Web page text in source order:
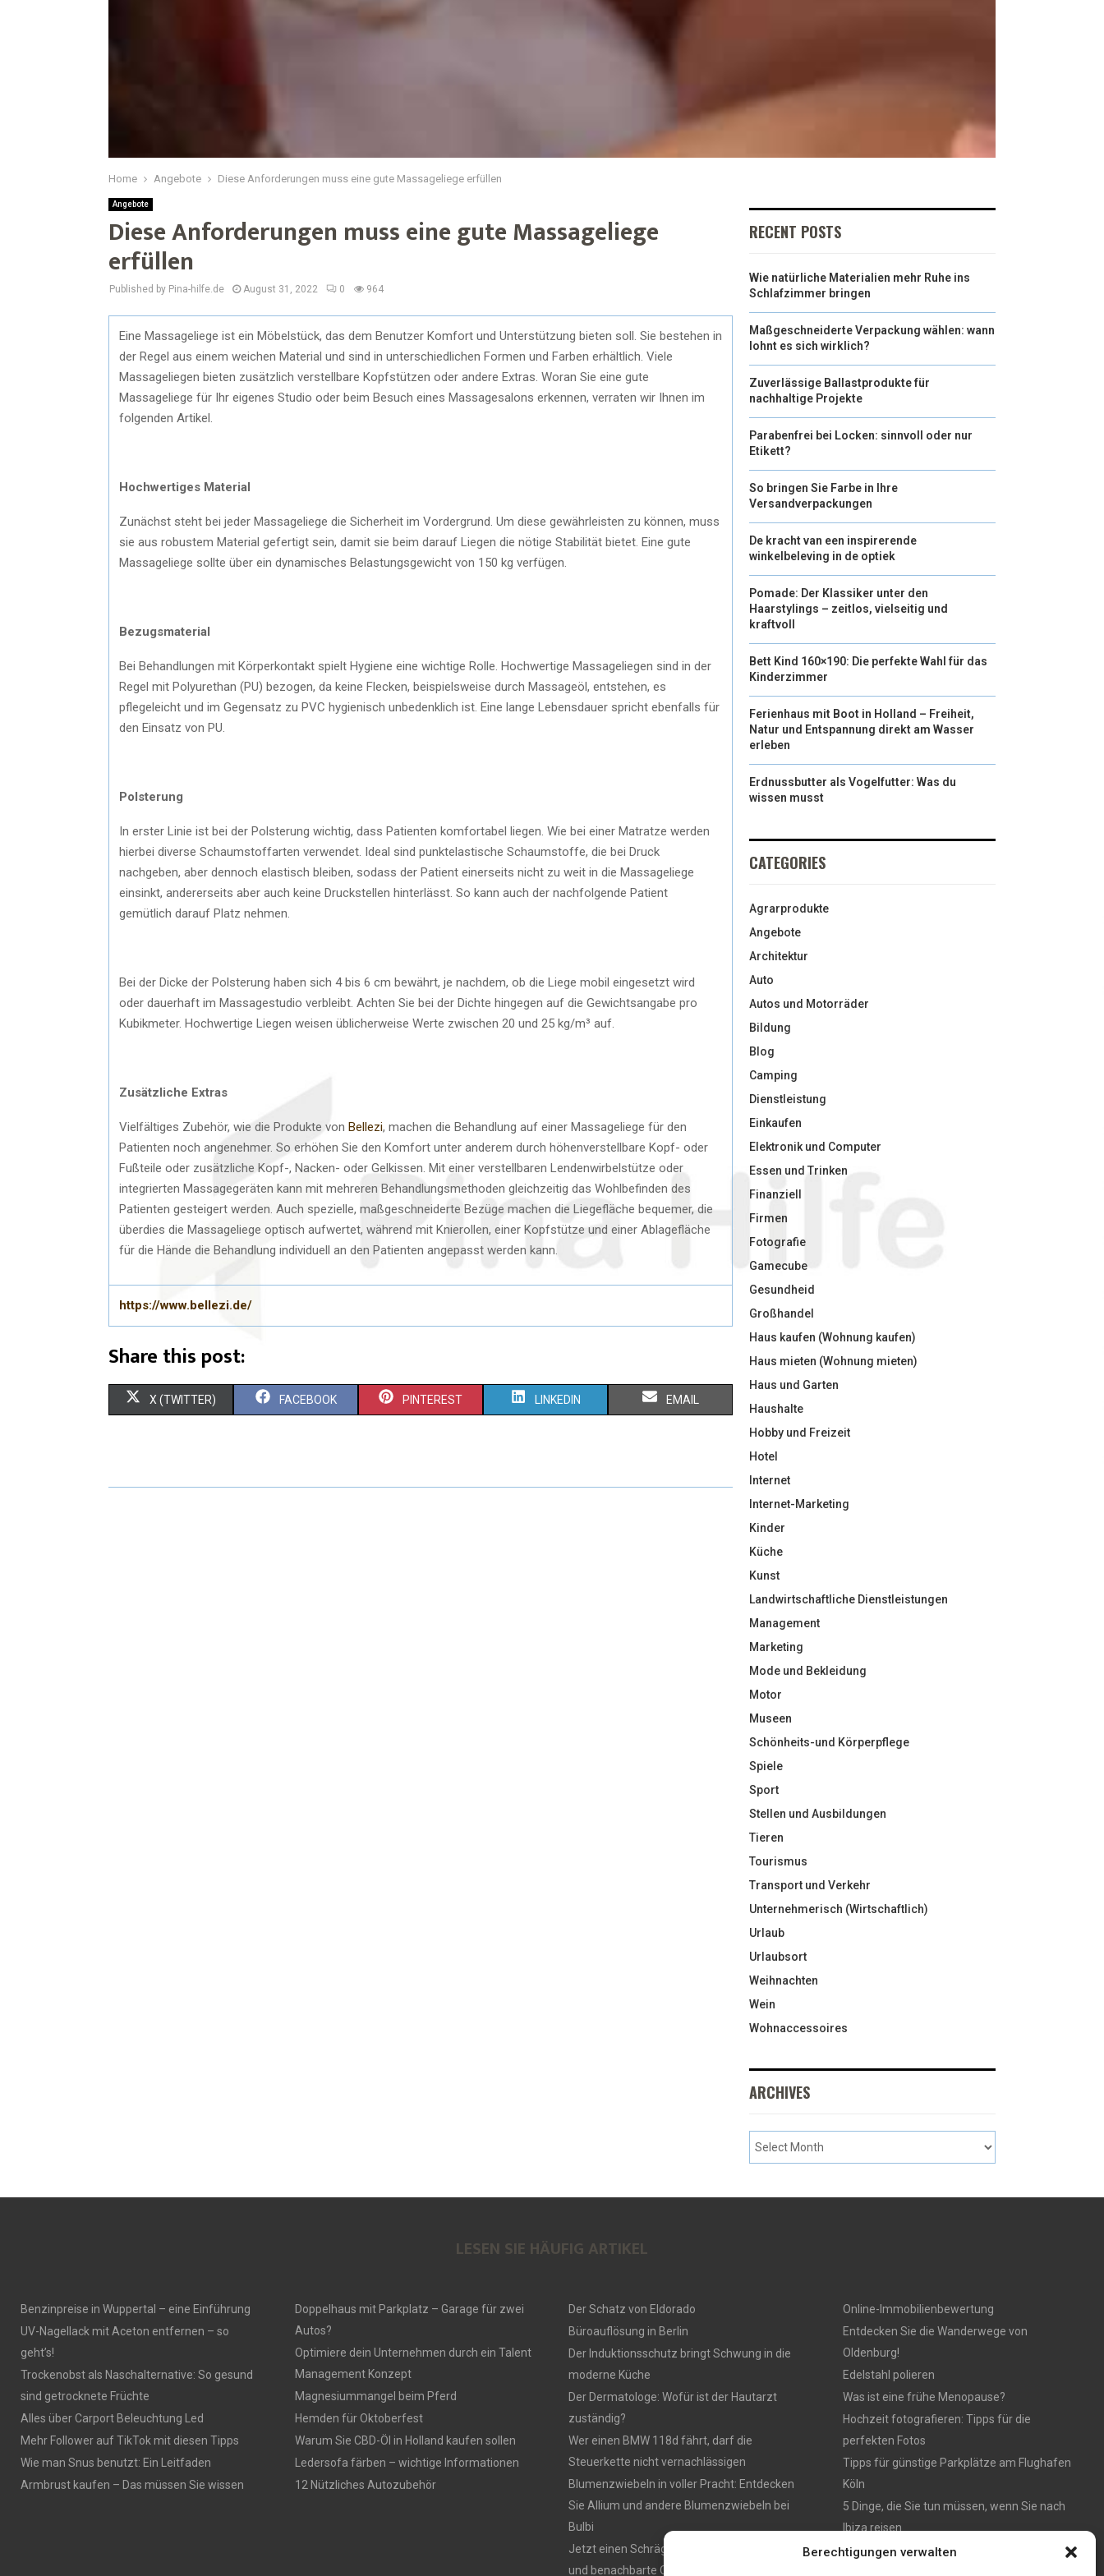
Berechtigungen verwalten
Home Angebote Diese Anforderungen muss eine gute Massageliege erfüllen
Angebote
Diese Anforderungen muss eine gute Massageliege
erfüllen
Published by Pina-hilfe.de August 31, 2022 0 964
Eine Massageliege ist ein Möbelstück, das dem Benutzer Komfort und Unterstützung bieten soll. Sie bestehen in
der Regel aus einem weichen Material und sind in unterschiedlichen Formen und Farben erhältlich. Viele
Massageliegen bieten zusätzlich verstellbare Kopfstützen oder andere Extras. Woran Sie eine gute
Massageliege für Ihr eigenes Studio oder beim Besuch eines Massagesalons erkennen, verraten wir Ihnen im
folgenden Artikel.
Hochwertiges Material
Zunächst steht bei jeder Massageliege die Sicherheit im Vordergrund. Um diese gewährleisten zu können, muss
sie aus robustem Material gefertigt sein, damit sie beim darauf Liegen die nötige Stabilität bietet. Eine gute
Massageliege sollte über ein dynamisches Belastungsgewicht von 150 kg verfügen.
Bezugsmaterial
Bei Behandlungen mit Körperkontakt spielt Hygiene eine wichtige Rolle. Hochwertige Massageliegen sind in der
Regel mit Polyurethan (PU) bezogen, da keine Flecken, beispielsweise durch Massageöl, entstehen, es
pflegeleicht und im Gegensatz zu PVC hygienisch unbedenklich ist. Eine lange Lebensdauer spricht ebenfalls für
den Einsatz von PU.
Polsterung
In erster Linie ist bei der Polsterung wichtig, dass Patienten komfortabel liegen. Wie bei einer Matratze werden
hierbei diverse Schaumstoffarten verwendet. Ideal sind punktelastische Schaumstoffe, die bei Druck
nachgeben, aber dennoch elastisch bleiben, sodass der Patient einerseits nicht zu weit in die Massageliege
einsinkt, andererseits aber auch keine Druckstellen hinterlässt. So kann auch der nachfolgende Patient
gemütlich darauf Platz nehmen.
Bei der Dicke der Polsterung haben sich 4 bis 6 cm bewährt, je nachdem, ob die Liege mobil eingesetzt wird
oder dauerhaft im Massagestudio verbleibt. Achten Sie bei der Dichte hingegen auf die Gewichtsangabe pro
Kubikmeter. Hochwertige Liegen weisen üblicherweise Werte zwischen 20 und 25 kg/m³ auf.
Zusätzliche Extras
Vielfältiges Zubehör, wie die Produkte von Bellezi, machen die Behandlung auf einer Massageliege für den
Patienten noch angenehmer. So erhöhen Sie den Komfort unter anderem durch höhenverstellbare Kopf- oder
Fußteile oder zusätzliche Kopf-, Nacken- oder Gelkissen. Mit einer verstellbaren Lendenwirbelstütze oder
integrierten Massagegeräten kann mit mehreren Behandlungsmethoden gleichzeitig das Wohlbefinden des
Patienten gesteigert werden. Auch spezielle, maßgeschneiderte Bezüge machen die Liegefläche bequemer, die
überdies die Massageliege optisch aufwertet, während mit Knierollen, einer Kopfstütze und einer Ablagefläche
für die Hände die Behandlung individuell an den Patienten angepasst werden kann.
https://www.bellezi.de/
Share this post:
X (TWITTER) FACEBOOK PINTEREST LINKEDIN EMAIL
RECENT POSTS
Wie natürliche Materialien mehr Ruhe ins
Schlafzimmer bringen
Maßgeschneiderte Verpackung wählen: wann
lohnt es sich wirklich?
Zuverlässige Ballastprodukte für
nachhaltige Projekte
Parabenfrei bei Locken: sinnvoll oder nur
Etikett?
So bringen Sie Farbe in Ihre
Versandverpackungen
De kracht van een inspirerende
winkelbeleving in de optiek
Pomade: Der Klassiker unter den
Haarstylings – zeitlos, vielseitig und
kraftvoll
Bett Kind 160×190: Die perfekte Wahl für das
Kinderzimmer
Ferienhaus mit Boot in Holland – Freiheit,
Natur und Entspannung direkt am Wasser
erleben
Erdnussbutter als Vogelfutter: Was du
wissen musst
CATEGORIES
Agrarprodukte
Angebote
Architektur
Auto
Autos und Motorräder
Bildung
Blog
Camping
Dienstleistung
Einkaufen
Elektronik und Computer
Essen und Trinken
Finanziell
Firmen
Fotografie
Gamecube
Gesundheid
Großhandel
Haus kaufen (Wohnung kaufen)
Haus mieten (Wohnung mieten)
Haus und Garten
Haushalte
Hobby und Freizeit
Hotel
Internet
Internet-Marketing
Kinder
Küche
Kunst
Landwirtschaftliche Dienstleistungen
Management
Marketing
Mode und Bekleidung
Motor
Museen
Schönheits-und Körperpflege
Spiele
Sport
Stellen und Ausbildungen
Tieren
Tourismus
Transport und Verkehr
Unternehmerisch (Wirtschaftlich)
Urlaub
Urlaubsort
Weihnachten
Wein
Wohnaccessoires
ARCHIVES
LESEN SIE HÄUFIG ARTIKEL
Benzinpreise in Wuppertal – eine Einführung
UV-Nagellack mit Aceton entfernen – so
geht’s!
Trockenobst als Naschalternative: So gesund
sind getrocknete Früchte
Alles über Carport Beleuchtung Led
Mehr Follower auf TikTok mit diesen Tipps
Wie man Snus benutzt: Ein Leitfaden
Armbrust kaufen – Das müssen Sie wissen
Doppelhaus mit Parkplatz – Garage für zwei
Autos?
Optimiere dein Unternehmen durch ein Talent
Management Konzept
Magnesiummangel beim Pferd
Hemden für Oktoberfest
Warum Sie CBD-Öl in Holland kaufen sollen
Ledersofa färben – wichtige Informationen
12 Nützliches Autozubehör
Der Schatz von Eldorado
Büroauflösung in Berlin
Der Induktionsschutz bringt Schwung in die
moderne Küche
Der Dermatologe: Wofür ist der Hautarzt
zuständig?
Wer einen BMW 118d fährt, darf die
Steuerkette nicht vernachlässigen
Blumenzwiebeln in voller Pracht: Entdecken
Sie Allium und andere Blumenzwiebeln bei
Bulbi
Jetzt einen Schrägaufzug mieten – München
und benachbarte Orte
Online-Immobilienbewertung
Entdecken Sie die Wanderwege von
Oldenburg!
Edelstahl polieren
Was ist eine frühe Menopause?
Hochzeit fotografieren: Tipps für die
perfekten Fotos
Tipps für günstige Parkplätze am Flughafen
Köln
5 Dinge, die Sie tun müssen, wenn Sie nach
Ibiza reisen